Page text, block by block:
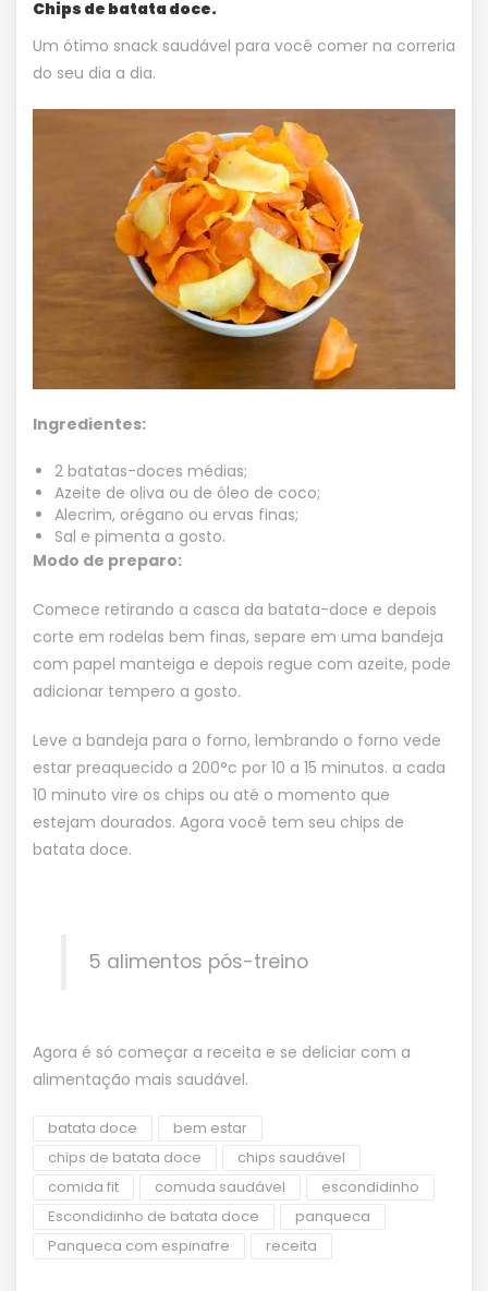
Chips de batata doce.
Um ótimo snack saudável para você comer na correria
do seu dia a dia.
Ingredientes:
2 batatas-doces médias;
Azeite de oliva ou de óleo de coco;
Alecrim, orégano ou ervas finas;
Sal e pimenta a gosto.
Modo de preparo:
Comece retirando a casca da batata-doce e depois
corte em rodelas bem finas, separe em uma bandeja
com papel manteiga e depois regue com azeite, pode
adicionar tempero a gosto.
Leve a bandeja para o forno, lembrando o forno vede
estar preaquecido a 200°c por 10 a 15 minutos. a cada
10 minuto vire os chips ou até o momento que
estejam dourados. Agora você tem seu chips de
batata doce.
5 alimentos pós-treino
Agora é só começar a receita e se deliciar com a
alimentação mais saudável.
batata doce
bem estar
chips de batata doce
chips saudável
comida fit
comuda saudável
escondidinho
Escondidinho de batata doce
panqueca
Panqueca com espinafre
receita